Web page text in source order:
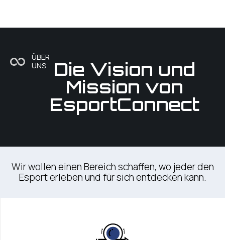
ÜBER
UNS
Die Vision und
Mission von
EsportConnect
Wir wollen einen Bereich schaffen, wo jeder den
Esport erleben und für sich entdecken kann.